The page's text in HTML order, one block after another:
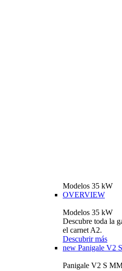
Modelos 35 kW
OVERVIEW
Modelos 35 kW
Descubre toda la
el carnet A2.
Descubrir más
new Panigale V2
Panigale V2 S